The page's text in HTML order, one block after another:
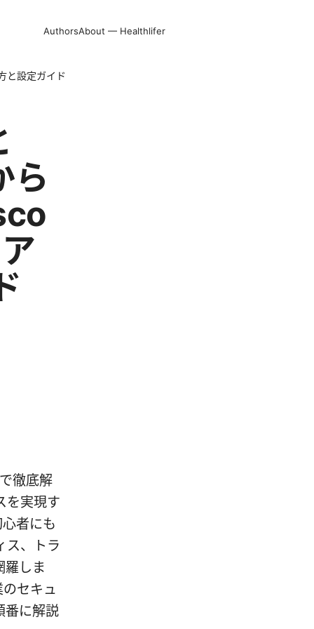
AuthorsAbout — Healthlifer
と設定ガイド
ら
徹底解
を実現す
者にも
ス、トラ
羅しま
セキュ
番に解説